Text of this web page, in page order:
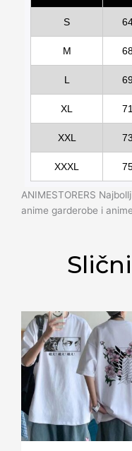
S
M
L
XL
XXL
XXXL
ANIMESTORERS
anime garderobe i